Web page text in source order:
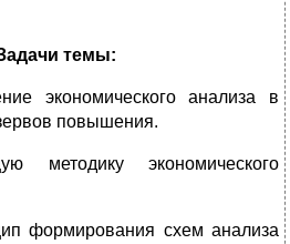
темы:
экономического анализа в
повышения.
методику экономического
формирования схем анализа